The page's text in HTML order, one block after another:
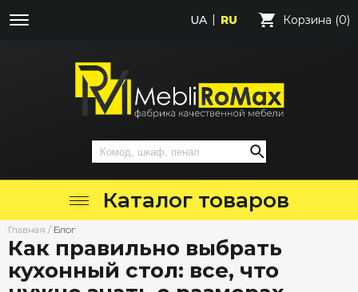
UA RU Корзина (0)
Каталог товаров
Главная / Блог
Как правильно выбрать
кухонный стол: все, что